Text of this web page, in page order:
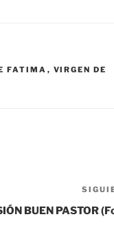
FATIMA , VIRGEN DE
BUEN PASTOR